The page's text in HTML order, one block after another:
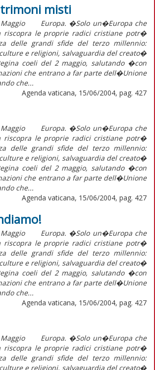
misti
Maggio Europa. �Solo un�Europa che
riscopra le proprie radici cristiane potr�
delle grandi sfide del terzo millennio:
e religioni, salvaguardia del creato�
coeli del 2 maggio, salutando �con
che entrano a far parte dell�Unione
che...
Agenda vaticana, 15/06/2004, pag. 427
Maggio Europa. �Solo un�Europa che
riscopra le proprie radici cristiane potr�
delle grandi sfide del terzo millennio:
e religioni, salvaguardia del creato�
coeli del 2 maggio, salutando �con
che entrano a far parte dell�Unione
che...
Agenda vaticana, 15/06/2004, pag. 427
Maggio Europa. �Solo un�Europa che
riscopra le proprie radici cristiane potr�
delle grandi sfide del terzo millennio:
e religioni, salvaguardia del creato�
coeli del 2 maggio, salutando �con
che entrano a far parte dell�Unione
che...
Agenda vaticana, 15/06/2004, pag. 427
Maggio Europa. �Solo un�Europa che
riscopra le proprie radici cristiane potr�
delle grandi sfide del terzo millennio:
e religioni, salvaguardia del creato�